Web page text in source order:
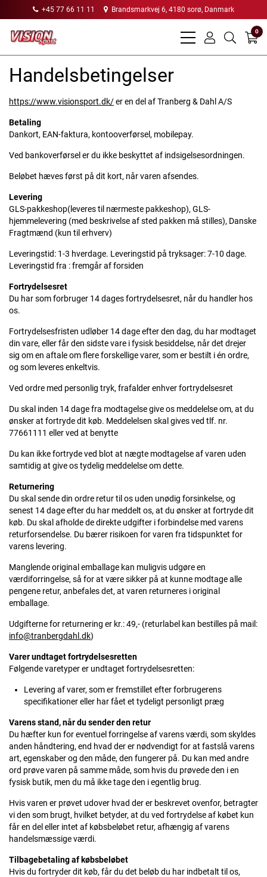
+45 77 66 11 11 Brandsmarkvej 6, 4180 sorø, Danmark
bars
user
search
0
Handelsbetingelser
https://www.visionsport.dk/er en del af Tranberg & Dahl A/S
Betaling
Dankort, EAN-faktura, kontooverførsel, mobilepay.
Ved bankoverførsel er du ikke beskyttet af indsigelsesordningen.
Beløbet hæves først på dit kort, når varen afsendes.
Levering
GLS-pakkeshop(leveres til nærmeste pakkeshop), GLS-
hjemmelevering (med beskrivelse af sted pakken må stilles), Danske
Fragtmænd (kun til erhverv)
Leveringstid: 1-3 hverdage. Leveringstid på tryksager: 7-10 dage.
Leveringstid fra : fremgår af forsiden
Fortrydelsesret
Du har som forbruger 14 dages fortrydelsesret, når du handler hos
os.
Fortrydelsesfristen udløber 14 dage efter den dag, du har modtaget
din vare, eller får den sidste vare i fysisk besiddelse, når det drejer
sig om en aftale om flere forskellige varer, som er bestilt i én ordre,
og som leveres enkeltvis.
Ved ordre med personlig tryk, frafalder enhver fortrydelsesret
Du skal inden 14 dage fra modtagelse give os meddelelse om, at du
ønsker at fortryde dit køb. Meddelelsen skal gives ved tlf. nr.
77661111 eller ved at benytte
Du kan ikke fortryde ved blot at nægte modtagelse af varen uden
samtidig at give os tydelig meddelelse om dette.
Returnering
Du skal sende din ordre retur til os uden unødig forsinkelse, og
senest 14 dage efter du har meddelt os, at du ønsker at fortryde dit
køb. Du skal afholde de direkte udgifter i forbindelse med varens
returforsendelse. Du bærer risikoen for varen fra tidspunktet for
varens levering.
Manglende original emballage kan muligvis udgøre en
værdiforringelse, så for at være sikker på at kunne modtage alle
pengene retur, anbefales det, at varen returneres i original
emballage.
Udgifterne for returnering er kr.: 49,- (returlabel kan bestilles på mail:
info@tranbergdahl.dk)
Varer undtaget fortrydelsesretten
Følgende varetyper er undtaget fortrydelsesretten:
Levering af varer, som er fremstillet efter forbrugerens
specifikationer eller har fået et tydeligt personligt præg
Varens stand, når du sender den retur
Du hæfter kun for eventuel forringelse af varens værdi, som skyldes
anden håndtering, end hvad der er nødvendigt for at fastslå varens
art, egenskaber og den måde, den fungerer på. Du kan med andre
ord prøve varen på samme måde, som hvis du prøvede den i en
fysisk butik, men du må ikke tage den i egentlig brug.
Hvis varen er prøvet udover hvad der er beskrevet ovenfor, betragter
vi den som brugt, hvilket betyder, at du ved fortrydelse af købet kun
får en del eller intet af købsbeløbet retur, afhængig af varens
handelsmæssige værdi.
Tilbagebetaling af købsbeløbet
Hvis du fortryder dit køb, får du det beløb du har indbetalt til os,